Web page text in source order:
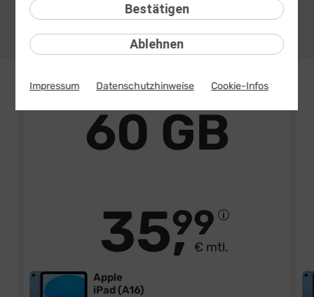
mtl.
30 GB
mtl.
60 GB
mtl.
mtl.
Top Tarif
60 GB
3599
€ mtl.
Apple
iPad (A16)
Ablehnen
Bestätigen
Impressum Datenschutzhinweise Cookie-Infos